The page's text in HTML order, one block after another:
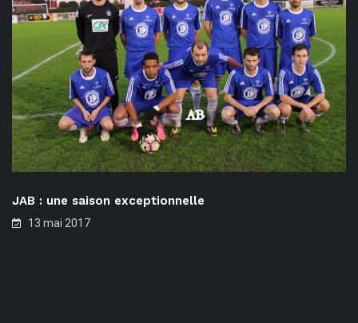
JAB : une saison exceptionnelle
13 mai 2017